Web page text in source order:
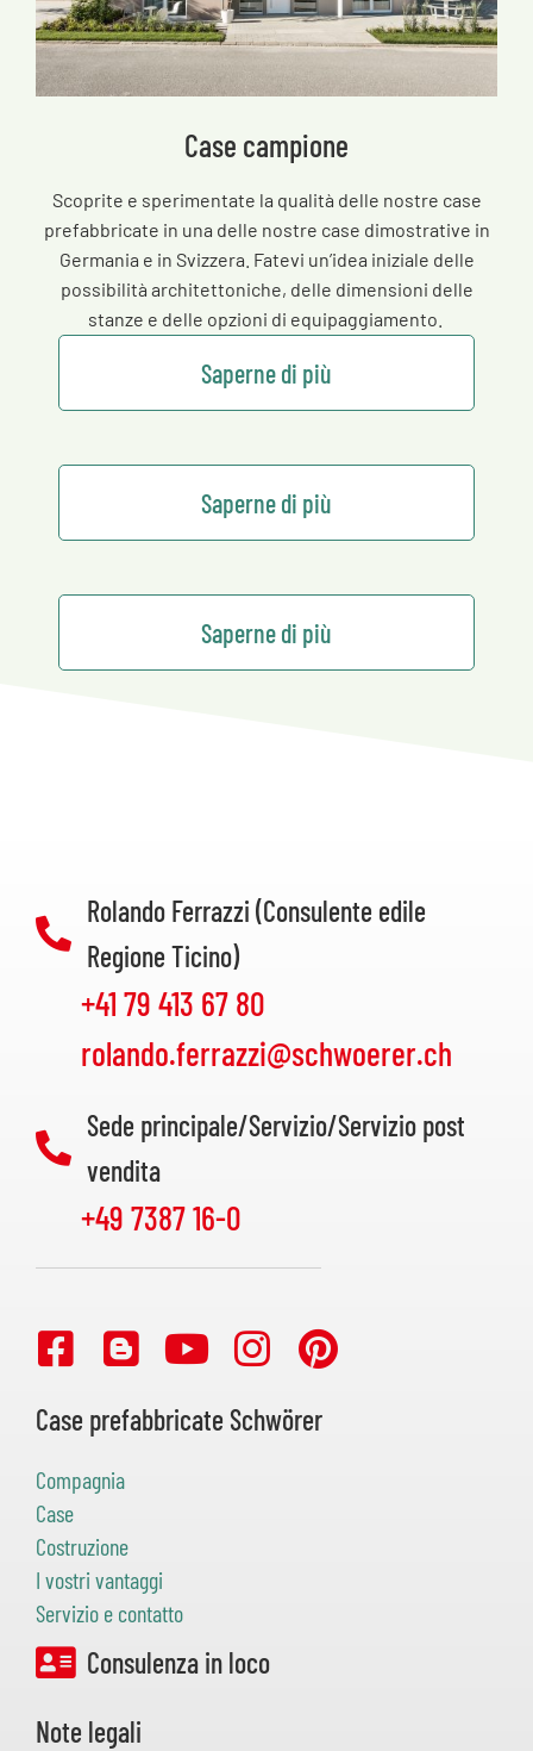
Case campione
Scoprite e sperimentate la qualità delle nostre case
prefabbricate in una delle nostre case dimostrative in
Germania e in Svizzera. Fatevi un’idea iniziale delle
possibilità architettoniche, delle dimensioni delle
stanze e delle opzioni di equipaggiamento.
Saperne di più
Saperne di più
Saperne di più
Rolando Ferrazzi (Consulente edile
Regione Ticino)
+41 79 413 67 80
rolando.ferrazzi@schwoerer.ch
Sede principale/Servizio/Servizio post
vendita
+49 7387 16-0
Case prefabbricate Schwörer
Compagnia
Case
Costruzione
I vostri vantaggi
Servizio e contatto
Consulenza in loco
Note legali